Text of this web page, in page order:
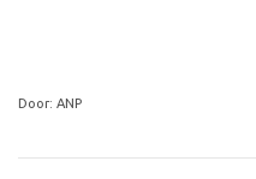
Door: ANP